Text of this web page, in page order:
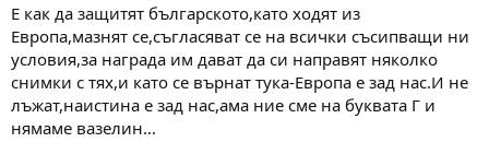
Е как да защитят българското,като ходят из
Европа,мазнят се,съгласяват се на всички съсипващи ни
условия,за награда им дават да си направят няколко
снимки с тях,и като се върнат тука-Европа е зад нас.И не
лъжат,наистина е зад нас,ама ние сме на буквата Г и
нямаме вазелин...